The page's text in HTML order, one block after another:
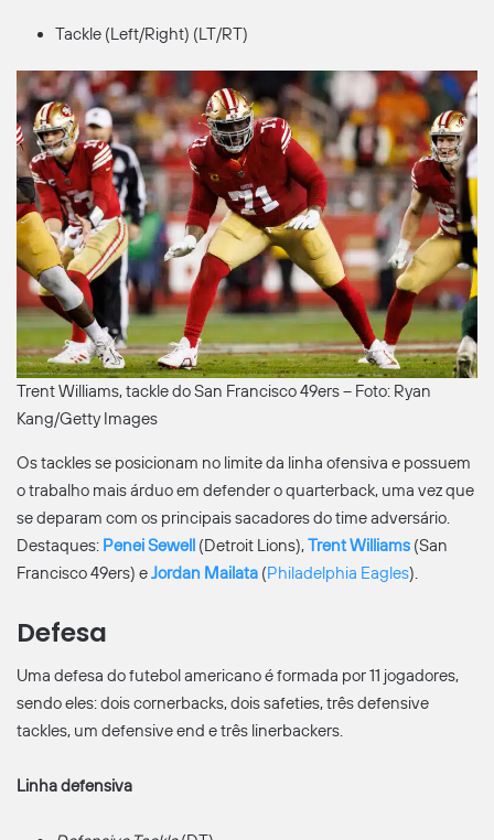
Tackle (Left/Right) (LT/RT)
Trent Williams, tackle do San Francisco 49ers – Foto: Ryan
Kang/Getty Images
Os tackles se posicionam no limite da linha ofensiva e possuem
o trabalho mais árduo em defender o quarterback, uma vez que
se deparam com os principais sacadores do time adversário.
Destaques: Penei Sewell (Detroit Lions),Trent Williams (San
Francisco 49ers) eJordan Mailata (Philadelphia Eagles).
Defesa
Uma defesa do futebol americano é formada por 11 jogadores,
sendo eles: dois cornerbacks, dois safeties, três defensive
tackles, um defensive end e três linerbackers.
Linha defensiva